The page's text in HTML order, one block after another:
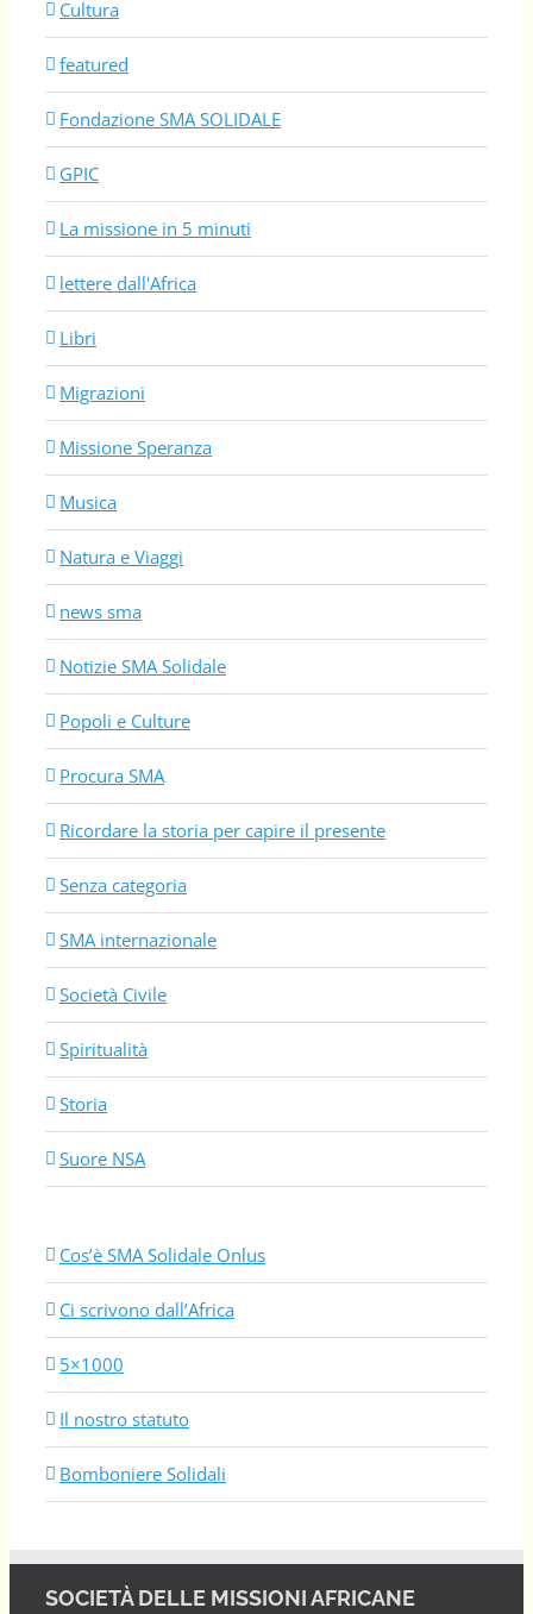
Cultura
featured
Fondazione SMA SOLIDALE
GPIC
La missione in 5 minuti
lettere dall'Africa
Libri
Migrazioni
Missione Speranza
Musica
Natura e Viaggi
news sma
Notizie SMA Solidale
Popoli e Culture
Procura SMA
Ricordare la storia per capire il presente
Senza categoria
SMA internazionale
Società Civile
Spiritualità
Storia
Suore NSA
Cos’è SMA Solidale Onlus
Ci scrivono dall’Africa
5×1000
Il nostro statuto
Bomboniere Solidali
SOCIETÀ DELLE MISSIONI AFRICANE